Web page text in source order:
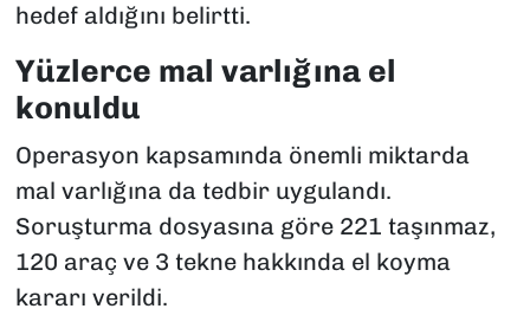
hedef aldığını belirtti.
Yüzlerce mal varlığına el
konuldu
Operasyon kapsamında önemli miktarda
mal varlığına da tedbir uygulandı.
Soruşturma dosyasına göre 221 taşınmaz,
120 araç ve 3 tekne hakkında el koyma
kararı verildi.